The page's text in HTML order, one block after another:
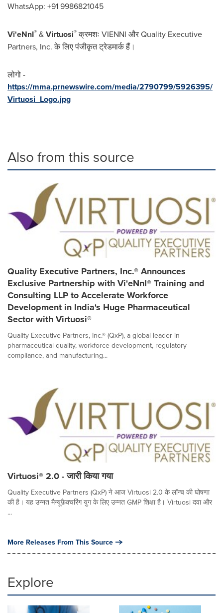
WhatsApp: +91 9986821045
Vi'eNnI® &Virtuosi®क्रमशः VIENNI और Quality Executive
Partners, Inc. के लिए पंजीकृत ट्रेडमार्क हैं।
लोगो -
https://mma.prnewswire.com/media/2790799/5926395/
Virtuosi_Logo.jpg
Also from this source
Quality Executive Partners, Inc.® Announces
Exclusive Partnership with Vi'eNnI® Training and
Consulting LLP to Accelerate Workforce
Development in India's Huge Pharmaceutical
Sector with Virtuosi®
Quality Executive Partners, Inc.® (QxP), a global leader in
pharmaceutical quality, workforce development, regulatory
compliance, and manufacturing...
Virtuosi® 2.0 - जारी किया गया
Quality Executive Partners (QxP) ने आज Virtuosi 2.0 के लॉन्च की घोषणा
की है। यह उन्नत मैन्यूफ़ैक्चरिंग युग के लिए उन्नत GMP शिक्षा है। Virtuosi दवा और
...
More Releases From This Source
Explore